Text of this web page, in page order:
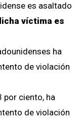
es asaltado
víctima es
ha
de violación
por ciento, ha
de violación